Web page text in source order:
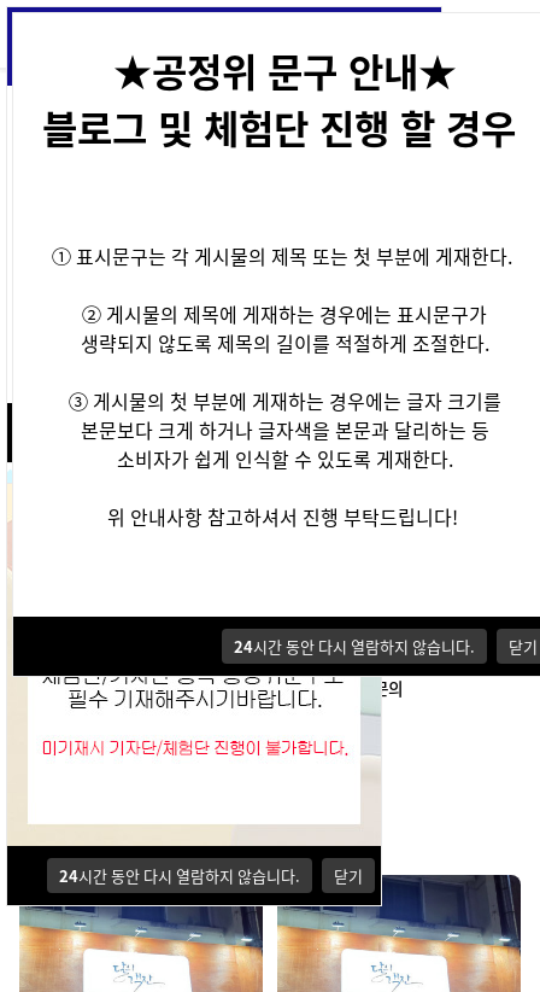
시간 동안 다시 열람하지 않습니다. 닫기
24시간 동안 다시 열람하지 않습니다. 닫기
24시간 동안 다시 열람하지 않습니다. 닫기
★공정위 문구 안내★
블로그 및 체험단 진행 할 경우
① 표시문구는 각 게시물의 제목 또는 첫 부분에 게재한다.
② 게시물의 제목에 게재하는 경우에는 표시문구가
생략되지 않도록 제목의 길이를 적절하게 조절한다.
③ 게시물의 첫 부분에 게재하는 경우에는 글자 크기를
본문보다 크게 하거나 글자색을 본문과 달리하는 등
소비자가 쉽게 인식할 수 있도록 게재한다.
위 안내사항 참고하셔서 진행 부탁드립니다!
24시간 동안 다시 열람하지 않습니다. 닫기
배송단 이용가이드 광고문의
기자단